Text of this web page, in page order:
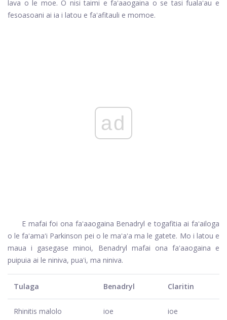
lava o le moe. O nisi taimi e faʻaaogaina o se tasi fualaʻau e
fesoasoani ai ia i latou e faʻafitauli e momoe.
ad
E mafai foi ona faʻaaogaina Benadryl e togafitia ai faʻailoga
o le faʻamaʻi Parkinson pei o le maʻaʻa ma le gatete. Mo i latou e
maua i gasegase minoi, Benadryl mafai ona faʻaaogaina e
puipuia ai le niniva, puaʻi, ma niniva.
Tulaga Benadryl Claritin
Rhinitis malolo ioe ioe